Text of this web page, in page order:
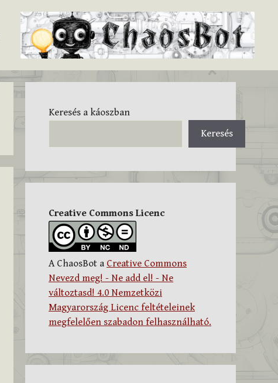
Keresés a káoszban
Keresés
Creative Commons Licenc
A ChaosBot a Creative Commons
Nevezd meg! - Ne add el! - Ne
változtasd! 4.0 Nemzetközi
Magyarország Licenc feltételeinek
megfelelően szabadon felhasználható.